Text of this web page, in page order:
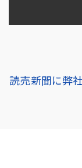
読売新聞に弊